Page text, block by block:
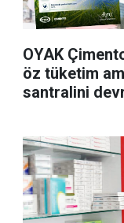
OYAK
öz tüketim
santralini